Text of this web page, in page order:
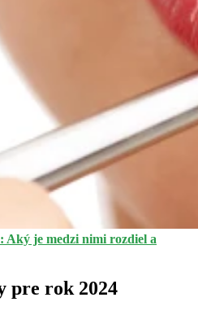
Aký je medzi nimi rozdiel a
pre rok 2024